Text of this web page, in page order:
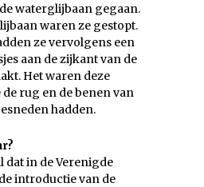
waterglijbaan gegaan.
waren ze gestopt.
ze vervolgens een
aan de zijkant van de
Het waren deze
de rug en de benen van
hadden.
dat in de Verenigde
introductie van de